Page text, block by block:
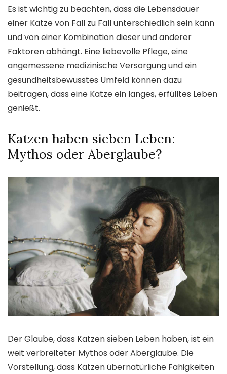
Es ist wichtig zu beachten, dass die Lebensdauer
einer Katze von Fall zu Fall unterschiedlich sein kann
und von einer Kombination dieser und anderer
Faktoren abhängt. Eine liebevolle Pflege, eine
angemessene medizinische Versorgung und ein
gesundheitsbewusstes Umfeld können dazu
beitragen, dass eine Katze ein langes, erfülltes Leben
genießt.
Katzen haben sieben Leben:
Mythos oder Aberglaube?
Der Glaube, dass Katzen sieben Leben haben, ist ein
weit verbreiteter Mythos oder Aberglaube. Die
Vorstellung, dass Katzen übernatürliche Fähigkeiten